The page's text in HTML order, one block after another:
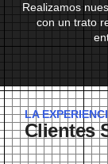
Realizamos
con un trato
LA
Clientes